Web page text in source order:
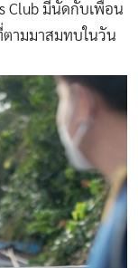
Club มีนัดกับเพื่อน
ตามมาสมทบในวัน